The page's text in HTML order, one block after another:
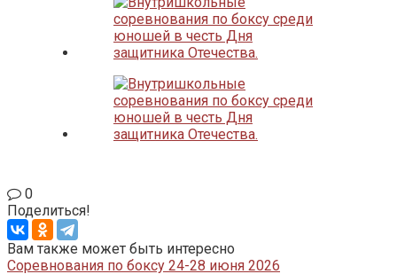
0
Поделиться!
Вам также может быть интересно
Соревнования по боксу 24-28 июня 2026